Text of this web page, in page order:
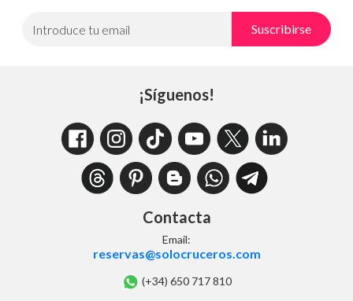
Introduce tu email Suscribirse
¡Síguenos!
Contacta
Email:
reservas@solocruceros.com
(+34) 650 717 810